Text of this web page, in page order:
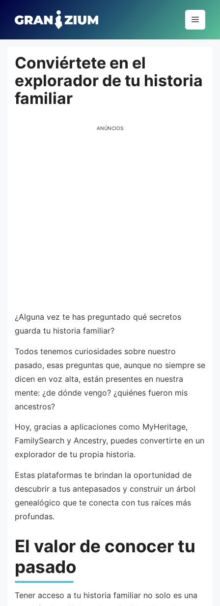
para
conteúdo
Menu
Conviértete en el
explorador de tu historia
familiar
ANÚNCIOS
¿Alguna vez te has preguntado qué secretos
guarda tu historia familiar?
Todos tenemos curiosidades sobre nuestro
pasado, esas preguntas que, aunque no siempre se
dicen en voz alta, están presentes en nuestra
mente: ¿de dónde vengo? ¿quiénes fueron mis
ancestros?
Hoy, gracias a aplicaciones como MyHeritage,
FamilySearch y Ancestry, puedes convertirte en un
explorador de tu propia historia.
Estas plataformas te brindan la oportunidad de
descubrir a tus antepasados y construir un árbol
genealógico que te conecta con tus raíces más
profundas.
El valor de conocer tu
pasado
Tener acceso a tu historia familiar no solo es una